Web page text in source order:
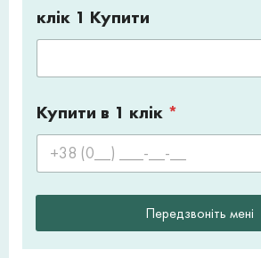
клік 1 Купити
Купити в 1 клік *
Передзвоніть мені